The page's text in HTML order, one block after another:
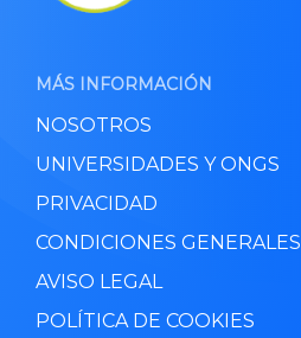
MÁS INFORMACIÓN
NOSOTROS
UNIVERSIDADES Y ONGS
PRIVACIDAD
CONDICIONES GENERALES
AVISO LEGAL
POLÍTICA DE COOKIES